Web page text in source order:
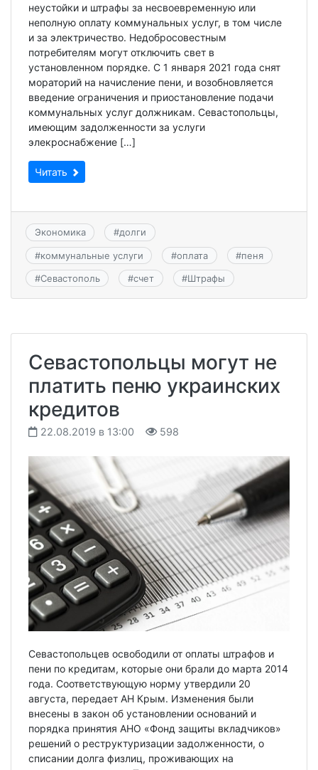
неустойки и штрафы за несвоевременную или
неполную оплату коммунальных услуг, в том числе
и за электричество. Недобросовестным
потребителям могут отключить свет в
установленном порядке. С 1 января 2021 года снят
мораторий на начисление пени, и возобновляется
введение ограничения и приостановление подачи
коммунальных услуг должникам. Севастопольцы,
имеющим задолженности за услуги
элекроснабжение […]
Читать
Экономика #долги
#коммунальные услуги #оплата #пеня
#Севастополь #счет #Штрафы
Севастопольцы могут не
платить пеню украинских
кредитов
22.08.2019 в 13:00 598
Севастопольцев освободили от оплаты штрафов и
пени по кредитам, которые они брали до марта 2014
года. Соответствующую норму утвердили 20
августа, передает АН Крым. Изменения были
внесены в закон об установлении оснований и
порядка принятия АНО «Фонд защиты вкладчиков»
решений о реструктуризации задолженности, о
списании долга физлиц, проживающих на